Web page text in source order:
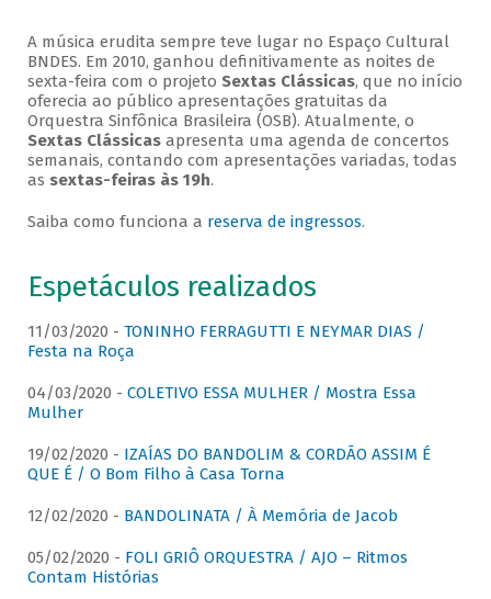
A música erudita sempre teve lugar no Espaço Cultural
BNDES. Em 2010, ganhou definitivamente as noites de
sexta-feira com o projeto Sextas Clássicas, que no início
oferecia ao público apresentações gratuitas da
Orquestra Sinfônica Brasileira (OSB). Atualmente, o
Sextas Clássicasapresenta uma agenda de concertos
semanais, contando com apresentações variadas, todas
as sextas-feiras às 19h.
Saiba como funciona a reserva de ingressos.
Espetáculos realizados
11/03/2020 - TONINHO FERRAGUTTI E NEYMAR DIAS /
Festa na Roça
04/03/2020 - COLETIVO ESSA MULHER / Mostra Essa
Mulher
19/02/2020 - IZAÍAS DO BANDOLIM & CORDÃO ASSIM É
QUE É / O Bom Filho à Casa Torna
12/02/2020 - BANDOLINATA / À Memória de Jacob
05/02/2020 - FOLI GRIÔ ORQUESTRA / AJO – Ritmos
Contam Histórias